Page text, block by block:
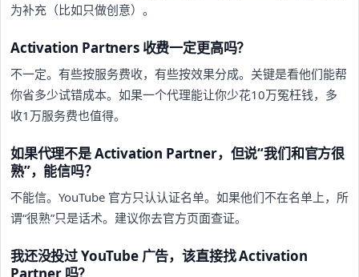
为补充（比如只做创意）。
Activation Partners 收费一定更高吗？
不一定。有些按服务费收，有些按效果分成。关键是看他们能帮
你省多少试错成本。如果一个代理能让你少花10万冤枉钱，多
收1万服务费也值得。
如果代理不是 Activation Partner，但说“我们和官方很
熟”，能信吗？
不能信。YouTube 官方只认认证名单。如果他们不在名单上，所
谓“很熟”只是话术。建议你去官方页面查证。
我还没投过 YouTube 广告，该直接找 Activation
Partner 吗？